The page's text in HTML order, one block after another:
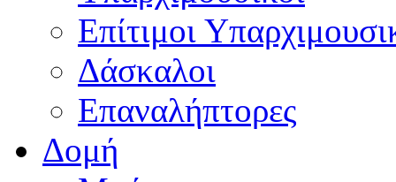
Επίτιμοι
Δάσκαλοι
Επαναλήπτορες
Δομή